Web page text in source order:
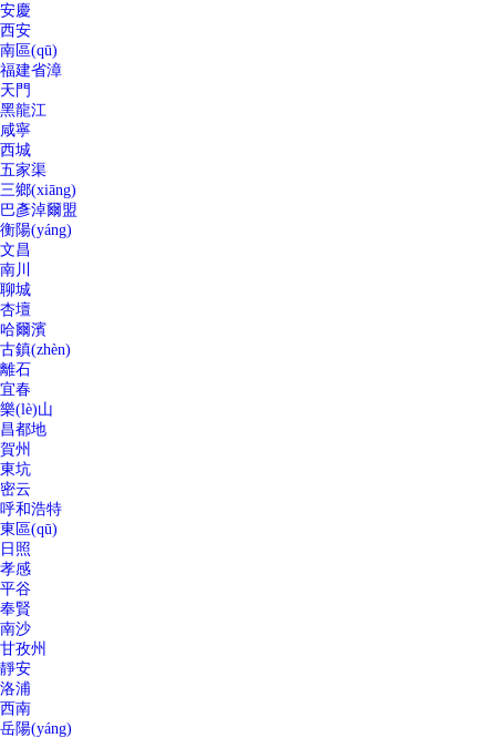
安慶
西安
南區(qū)
福建省漳
天門
黑龍江
咸寧
西城
五家渠
三鄉(xiāng)
巴彥淖爾盟
衡陽(yáng)
文昌
南川
聊城
杏壇
哈爾濱
古鎮(zhèn)
離石
宜春
樂(lè)山
昌都地
賀州
東坑
密云
呼和浩特
東區(qū)
日照
孝感
平谷
奉賢
南沙
甘孜州
靜安
洛浦
西南
岳陽(yáng)